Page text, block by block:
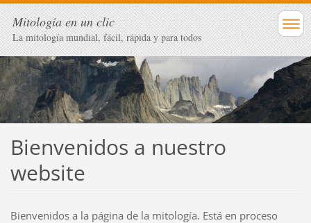
Mitología en un clic
La mitología mundial, fácil, rápida y para todos
Bienvenidos a nuestro
website
Bienvenidos a la página de la mitología. Está en proceso